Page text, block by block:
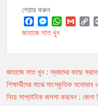
শেয়ার করুন
F
b
o
k
M
e
n
e
W
s
A
p
l
L
i
k
t
জাহাজে সাত খুন
Post
navigation
জাহাজে সাত খুন : স্বজদের কাছে
শিক্ষার্থীদের মাঝে সাংস্কৃতিক
নিয়ে সাপ্তাহিক জলসা করবেন : জেলা